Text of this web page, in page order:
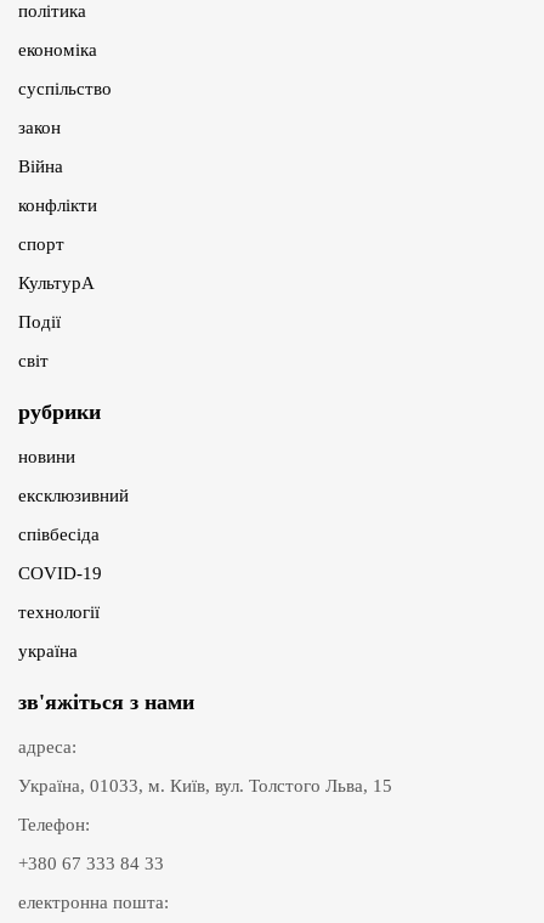
політика
економіка
суспільство
закон
Війна
конфлікти
спорт
КультурА
Події
світ
рубрики
новини
ексклюзивний
співбесіда
COVID-19
технології
україна
зв'яжіться з нами
адреса:
Україна, 01033, м. Київ, вул. Толстого Льва, 15
Телефон:
+380 67 333 84 33
електронна пошта: